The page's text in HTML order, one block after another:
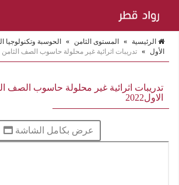
الرئيسية » المستوى الثامن » الحوسبة وتكنولوجيا
الأول » تدريبات اثرائية غير محلولة حاسوب الصف الثامن
تدريبات اثرائية غير محلولة حاسوب الصف
الاول2022
عرض بكامل الشاشة